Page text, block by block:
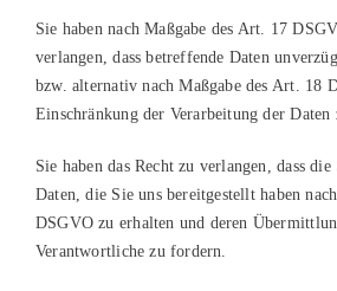
Sie haben nach Maßgabe des Art. 17
verlangen, dass betreffende Daten
bzw. alternativ nach Maßgabe des Art. 18
Einschränkung der Verarbeitung der Daten
Sie haben das Recht zu verlangen, dass
Daten, die Sie uns bereitgestellt haben
DSGVO zu erhalten und deren
Verantwortliche zu fordern.